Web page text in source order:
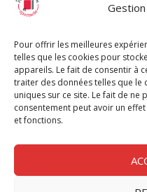
Pour offrir les meilleures
telles que les cookies pour
appareils. Le fait de consentir à
traiter des données telles que le
uniques sur ce site. Le fait de
consentement peut avoir un
et fonctions.
Chèque Intermittents
Chèque Compta
Chèque Emploi
G-Pods
Profession Audio-